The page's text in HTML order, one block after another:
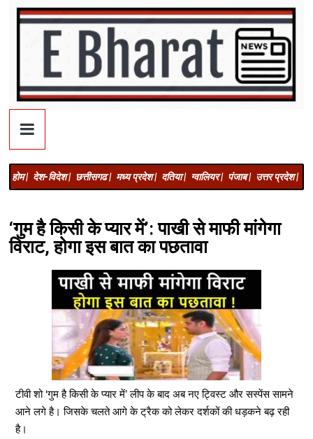
होम | देश-विदेश | छत्तीसगढ | मध्य प्रदेश | दतिया | ग्वालियर | पंजाब | उत्तर प्रदेश |
‘गुम है किसी के प्यार में’: पाखी से माफी मांगेगा
विराट, होगा इस बात का पछतावा
टीवी शो ‘गुम है किसी के प्यार में’ लीप के बाद अब नए ट्विस्ट और सस्पेंस सामने
आने लगे है। जिसके चलते आगे के ट्रैक को लेकर दर्शकों की धड़कने बढ़ रही
है।